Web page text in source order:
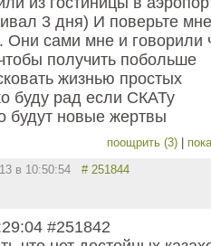
3 дня) И поверьте мне
сами мне и говорили
получить побольше
жизнью простых
буду рад если СКАТу
будут новые жертвы
поощрить (3)
в 10:50:54 # 251844
#251842